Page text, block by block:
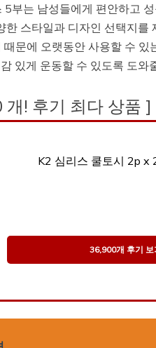
부는 남성들에게 편안하고
스타일과 디자인 선택지를
문에 오랫동안 사용할 수 있
있게 운동할 수 있도록 도와
개! 후기 최다 상품 ]
K2 심리스 쿨토시 2p x
36,900개 후기 보